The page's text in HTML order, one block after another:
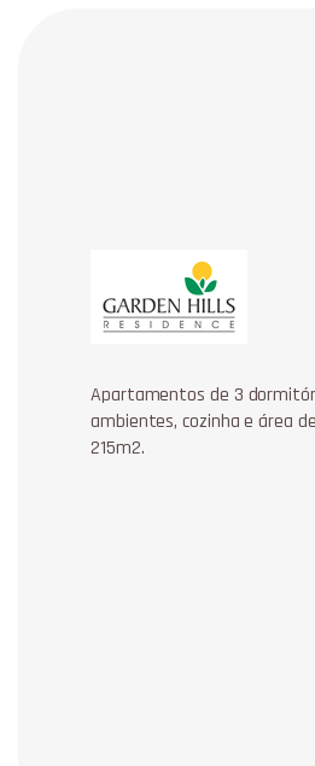
Apartamentos de 3
ambientes, cozinha e área
215m2.